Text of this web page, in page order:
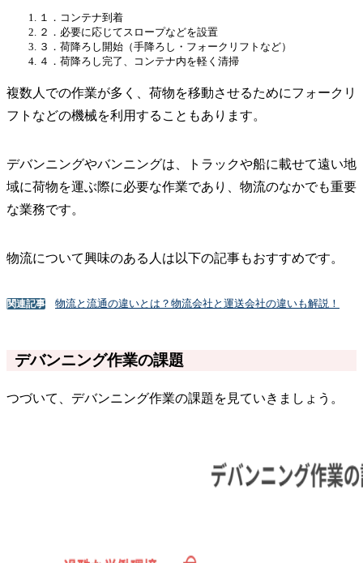
１．コンテナ到着
２．必要に応じてスロープなどを設置
３．荷降ろし開始（手降ろし・フォークリフトなど）
４．荷降ろし完了、コンテナ内を軽く清掃
複数人での作業が多く、荷物を移動させるためにフォークリ
フトなどの機械を利用することもあります。
デバンニングやバンニングは、トラックや船に載せて遠い地
域に荷物を運ぶ際に必要な作業であり、物流のなかでも重要
な業務です。
物流について興味のある人は以下の記事もおすすめです。
関連記事 物流と流通の違いとは？物流会社と運送会社の違いも解説！
デバンニング作業の課題
つづいて、デバンニング作業の課題を見ていきましょう。